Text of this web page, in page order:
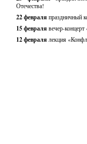
Отечества!
22 февраля праздничный
15 февраля вечер-
12 февраля лекция